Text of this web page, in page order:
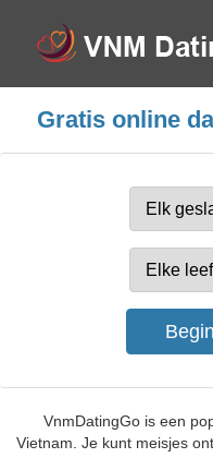
Gratis online
VnmDatingGo is een
Vietnam. Je kunt meisjes